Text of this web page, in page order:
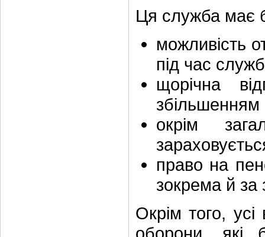
Ця служба має
можливість
під час
щорічна
збільшенням
окрім
право на
зокрема й за
Окрім того, усі